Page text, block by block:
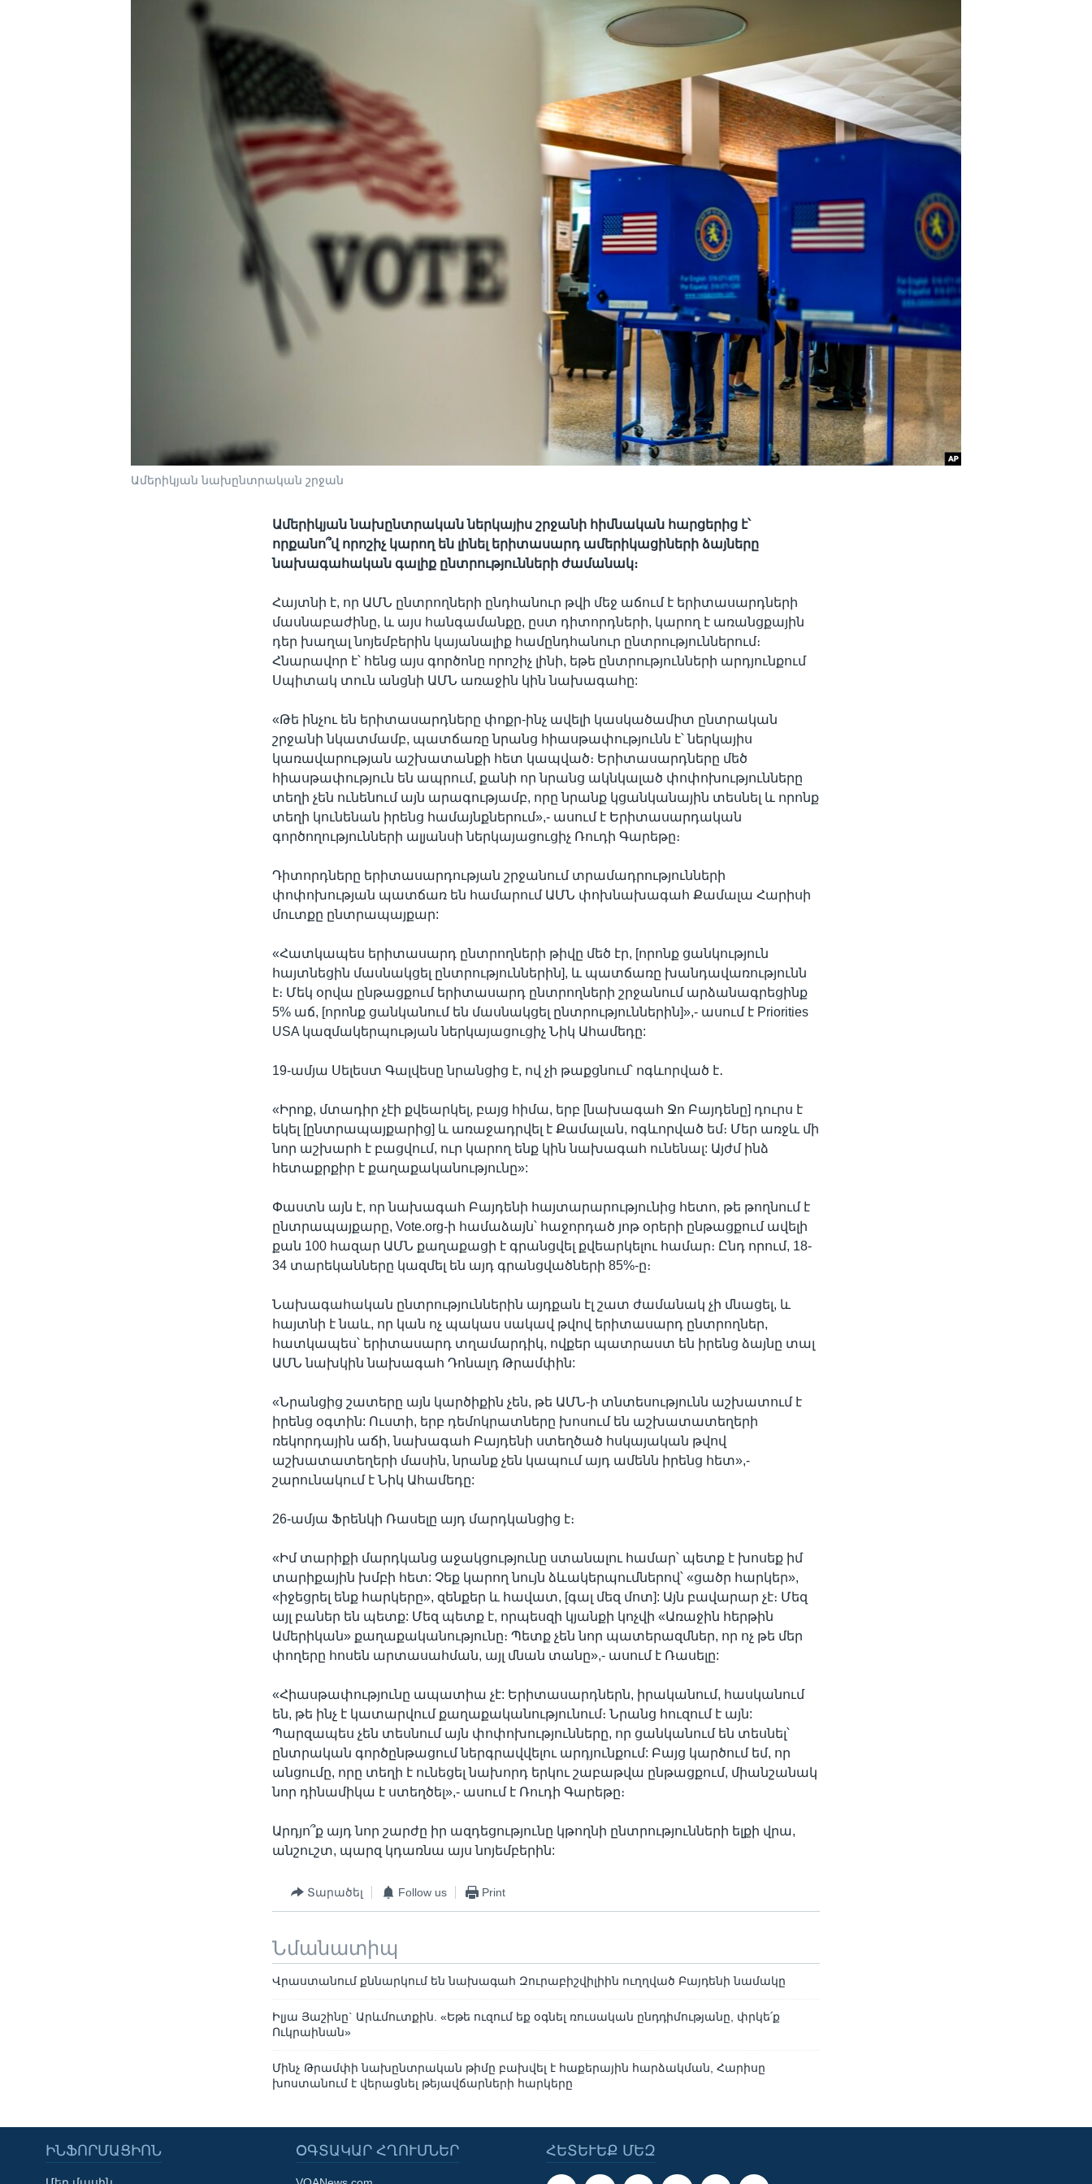
Ամերիկյան նախընտրական շրջան
Ամերիկյան նախընտրական ներկայիս շրջանի հիմնական հարցերից է՝
որքանո՞վ որոշիչ կարող են լինել երիտասարդ ամերիկացիների ձայները
նախագահական գալիք ընտրությունների ժամանակ։
Հայտնի է, որ ԱՄՆ ընտրողների ընդհանուր թվի մեջ աճում է երիտասարդների
մասնաբաժինը, և այս հանգամանքը, ըստ դիտորդների, կարող է առանցքային
դեր խաղալ նոյեմբերին կայանալիք համընդհանուր ընտրություններում։
Հնարավոր է՝ հենց այս գործոնը որոշիչ լինի, եթե ընտրությունների արդյունքում
Սպիտակ տուն անցնի ԱՄՆ առաջին կին նախագահը:
«Թե ինչու են երիտասարդները փոքր-ինչ ավելի կասկածամիտ ընտրական
շրջանի նկատմամբ, պատճառը նրանց հիասթափությունն է՝ ներկայիս
կառավարության աշխատանքի հետ կապված։ Երիտասարդները մեծ
հիասթափություն են ապրում, քանի որ նրանց ակնկալած փոփոխությունները
տեղի չեն ունենում այն արագությամբ, որը նրանք կցանկանային տեսնել և որոնք
տեղի կունենան իրենց համայնքներում»,- ասում է Երիտասարդական
գործողությունների ալյանսի ներկայացուցիչ Ռուդի Գարեթը։
Դիտորդները երիտասարդության շրջանում տրամադրությունների
փոփոխության պատճառ են համարում ԱՄՆ փոխնախագահ Քամալա Հարիսի
մուտքը ընտրապայքար:
«Հատկապես երիտասարդ ընտրողների թիվը մեծ էր, [որոնք ցանկություն
հայտնեցին մասնակցել ընտրություններին], և պատճառը խանդավառությունն
է։ Մեկ օրվա ընթացքում երիտասարդ ընտրողների շրջանում արձանագրեցինք
5% աճ, [որոնք ցանկանում են մասնակցել ընտրություններին]»,- ասում է Priorities
USA կազմակերպության ներկայացուցիչ Նիկ Ահամեդը:
19-ամյա Սելեստ Գալվեսը նրանցից է, ով չի թաքցնում՝ ոգևորված է․
«Իրոք, մտադիր չէի քվեարկել, բայց հիմա, երբ [նախագահ Ջո Բայդենը] դուրս է
եկել [ընտրապայքարից] և առաջադրվել է Քամալան, ոգևորված եմ։ Մեր առջև մի
նոր աշխարհ է բացվում, ուր կարող ենք կին նախագահ ունենալ: Այժմ ինձ
հետաքրքիր է քաղաքականությունը»:
Փաստն այն է, որ նախագահ Բայդենի հայտարարությունից հետո, թե թողնում է
ընտրապայքարը, Vote.org-ի համաձայն՝ հաջորդած յոթ օրերի ընթացքում ավելի
քան 100 հազար ԱՄՆ քաղաքացի է գրանցվել քվեարկելու համար։ Ընդ որում, 18-
34 տարեկանները կազմել են այդ գրանցվածների 85%-ը։
Նախագահական ընտրություններին այդքան էլ շատ ժամանակ չի մնացել, և
հայտնի է նաև, որ կան ոչ պակաս սակավ թվով երիտասարդ ընտրողներ,
հատկապես՝ երիտասարդ տղամարդիկ, ովքեր պատրաստ են իրենց ձայնը տալ
ԱՄՆ նախկին նախագահ Դոնալդ Թրամփին:
«Նրանցից շատերը այն կարծիքին չեն, թե ԱՄՆ-ի տնտեսությունն աշխատում է
իրենց օգտին: Ուստի, երբ դեմոկրատները խոսում են աշխատատեղերի
ռեկորդային աճի, նախագահ Բայդենի ստեղծած հսկայական թվով
աշխատատեղերի մասին, նրանք չեն կապում այդ ամենն իրենց հետ»,-
շարունակում է Նիկ Ահամեդը:
26-ամյա Ֆրենկի Ռասելը այդ մարդկանցից է։
«Իմ տարիքի մարդկանց աջակցությունը ստանալու համար՝ պետք է խոսեք իմ
տարիքային խմբի հետ: Չեք կարող նույն ձևակերպումներով՝ «ցածր հարկեր»,
«իջեցրել ենք հարկերը», զենքեր և հավատ, [գալ մեզ մոտ]: Այն բավարար չէ։ Մեզ
այլ բաներ են պետք: Մեզ պետք է, որպեսզի կյանքի կոչվի «Առաջին հերթին
Ամերիկան» քաղաքականությունը։ Պետք չեն նոր պատերազմներ, որ ոչ թե մեր
փողերը հոսեն արտասահման, այլ մնան տանը»,- ասում է Ռասելը:
«Հիասթափությունը ապատիա չէ: Երիտասարդներն, իրականում, հասկանում
են, թե ինչ է կատարվում քաղաքականությունում։ Նրանց հուզում է այն:
Պարզապես չեն տեսնում այն փոփոխությունները, որ ցանկանում են տեսնել՝
ընտրական գործընթացում ներգրավվելու արդյունքում: Բայց կարծում եմ, որ
անցումը, որը տեղի է ունեցել նախորդ երկու շաբաթվա ընթացքում, միանշանակ
նոր դինամիկա է ստեղծել»,- ասում է Ռուդի Գարեթը։
Արդյո՞ք այդ նոր շարժը իր ազդեցությունը կթողնի ընտրությունների ելքի վրա,
անշուշտ, պարզ կդառնա այս նոյեմբերին:
Տարածել Follow us Print
Նմանատիպ
Վրաստանում քննարկում են նախագահ Զուրաբիշվիլիին ուղղված Բայդենի նամակը
Իլյա Յաշինը` Արևմուտքին. «Եթե ուզում եք օգնել ռուսական ընդդիմությանը, փրկե՛ք
Ուկրաինան»
Մինչ Թրամփի նախընտրական թիմը բախվել է հաքերային հարձակման, Հարիսը
խոստանում է վերացնել թեյավճարների հարկերը
ՀԵՏԵՒԵՔ ՄԵԶ
ԻՆՖՈՐՄԱՑԻՈՆ ՕԳՏԱԿԱՐ ՀՂՈՒՄՆԵՐ